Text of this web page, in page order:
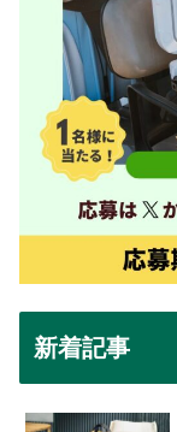
新着記事